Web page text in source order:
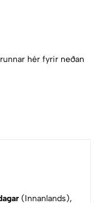
hér fyrir neðan
(Innanlands),